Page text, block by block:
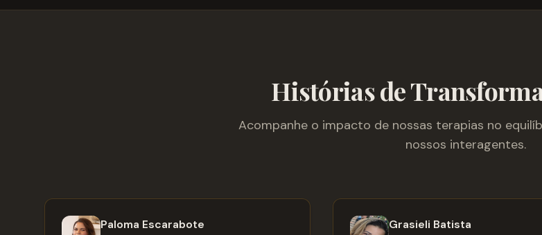
Histórias de
Acompanhe o impacto de nossas terapias no
nossos interagentes.
Paloma Escarabote Grasieli Batista